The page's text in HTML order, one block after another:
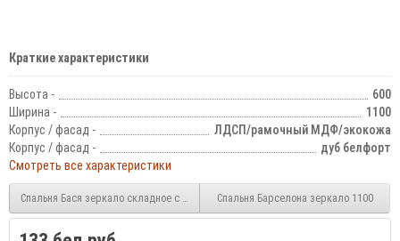
Краткие характеристики
Высота -
600
Ширина -
1100
Корпус / фасад -
ЛДСП/рамочный МДФ/экокожа
Корпус / фасад -
дуб белфорт
Смотреть все характеристики
Спальня Бася зеркало складное с радиусомСпальня Барселона зеркало 1100